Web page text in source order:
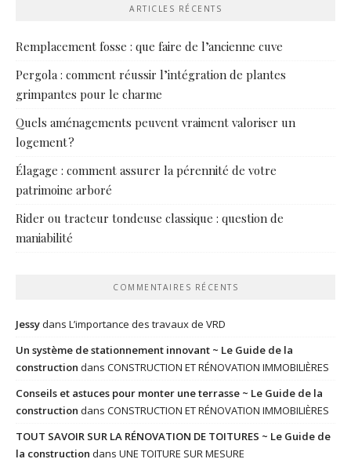
ARTICLES RÉCENTS
Remplacement fosse : que faire de l’ancienne cuve
Pergola : comment réussir l’intégration de plantes
grimpantes pour le charme
Quels aménagements peuvent vraiment valoriser un
logement ?
Élagage : comment assurer la pérennité de votre
patrimoine arboré
Rider ou tracteur tondeuse classique : question de
maniabilité
COMMENTAIRES RÉCENTS
Jessydans L’importance des travaux de VRD
Un système de stationnement innovant ~ Le Guide de la
construction dans CONSTRUCTION ET RÉNOVATION IMMOBILIÈRES
Conseils et astuces pour monter une terrasse ~ Le Guide de la
construction dans CONSTRUCTION ET RÉNOVATION IMMOBILIÈRES
TOUT SAVOIR SUR LA RÉNOVATION DE TOITURES ~ Le Guide de
la construction dans UNE TOITURE SUR MESURE